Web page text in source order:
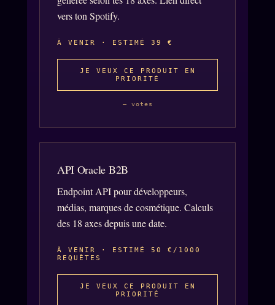
vers ton Spotify.
À VENIR · ESTIMÉ 39 €
JE VEUX CE PRODUIT EN
PRIORITÉ
— votes
API Oracle B2B
Endpoint API pour développeurs,
médias, marques de cosmétique. Calculs
des 18 axes depuis une date.
À VENIR · ESTIMÉ 50 €/1000
REQUÊTES
JE VEUX CE PRODUIT EN
PRIORITÉ